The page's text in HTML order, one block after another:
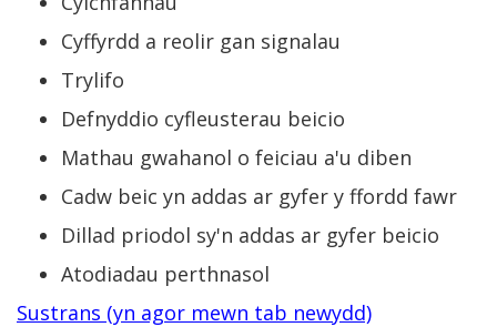
Cyffyrdd a reolir gan signalau
Trylifo
Defnyddio cyfleusterau beicio
Mathau gwahanol o feiciau a'u diben
Cadw beic yn addas ar gyfer y ffordd fawr
Dillad priodol sy'n addas ar gyfer beicio
Atodiadau perthnasol
Sustrans (yn agor mewn tab newydd)